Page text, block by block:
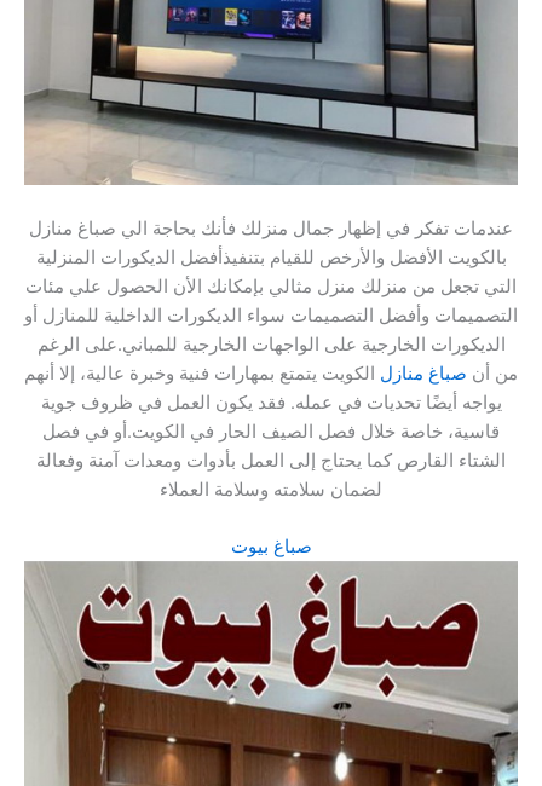
عندمات تفكر في إظهار جمال منزلك فأنك بحاجة الي صباغ منازل
بالكويت الأفضل والأرخص للقيام بتنفيذأفضل الديكورات المنزلية
التي تجعل من منزلك منزل مثالي بإمكانك الأن الحصول علي مئات
التصميمات وأفضل التصميمات سواء الديكورات الداخلية للمنازل أو
الديكورات الخارجية على الواجهات الخارجية للمباني.على الرغم
من أن صباغ منازل الكويت يتمتع بمهارات فنية وخبرة عالية، إلا أنهم
يواجه أيضًا تحديات في عمله. فقد يكون العمل في ظروف جوية
قاسية، خاصة خلال فصل الصيف الحار في الكويت.أو في فصل
الشتاء القارص كما يحتاج إلى العمل بأدوات ومعدات آمنة وفعالة
لضمان سلامته وسلامة العملاء
صباغ بيوت